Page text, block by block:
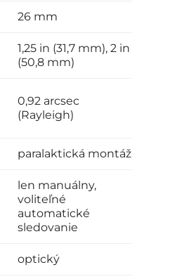
26 mm
1,25 in (31,7 mm), 2 in
(50,8 mm)
0,92 arcsec
(Rayleigh)
paralaktická montáž
len manuálny,
voliteľné
automatické
sledovanie
optický